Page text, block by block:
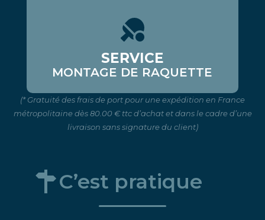
SERVICE
MONTAGE DE RAQUETTE
(* Gratuité des frais de port pour une expédition en France
métropolitaine dès 80.00 € ttc d’achat et dans le cadre d’une
livraison sans signature du client)
C’est pratique